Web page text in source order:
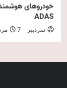
خودروهای
ADAS
سردبیر 7 مرداد 1405